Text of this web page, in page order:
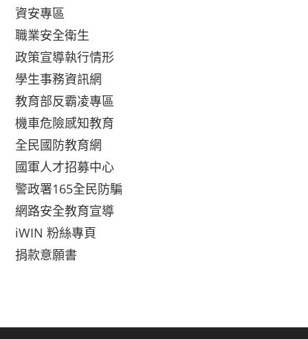
資安專區
職業安全衛生
政策宣導執行情形
學生事務資訊網
教育部反霸凌專區
機車危險感知教育
全民國防教育網
國軍人才招募中心
警政署165全民防騙
網路安全教育宣導
iWIN 粉絲專頁
捐款意願書